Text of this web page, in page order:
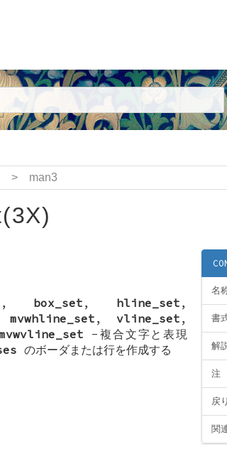
> man3
名
書
解
注
戻
関
, box_set , hline_set ,
mvwhline_set , vline_set ,
-複合文字と表現
のボーダまたは行を作成する